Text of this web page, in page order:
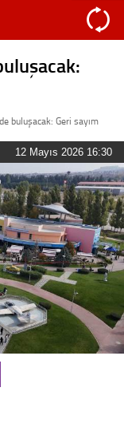
buluşacak: Geri sayım
12 Mayıs 2026 16:30